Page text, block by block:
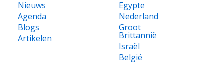
Nieuws
Agenda
Blogs
Artikelen
Egypte
Nederland
Groot
Brittannië
Israël
België